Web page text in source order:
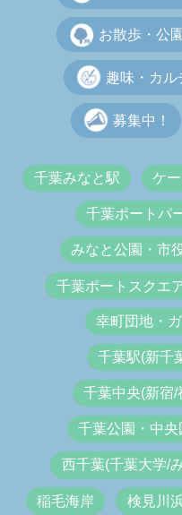
お散歩・公園
趣味・カル
募集中！
千葉みなと駅 ケ
千葉ポートパ
みなと公園・市
千葉ポートスクエ
幸町団地・
千葉駅(新千
千葉中央(新宿/
千葉公園・中
西千葉(千葉大学/
稲毛海岸 検見川